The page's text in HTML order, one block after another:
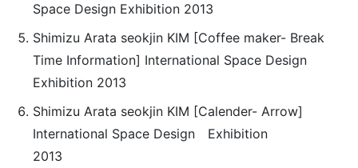
Space Design Exhibition 2013
Shimizu Arata seokjin KIM [Coffee maker- Break
Time Information] International Space Design
Exhibition 2013
Shimizu Arata seokjin KIM [Calender- Arrow]
International Space Design Exhibition